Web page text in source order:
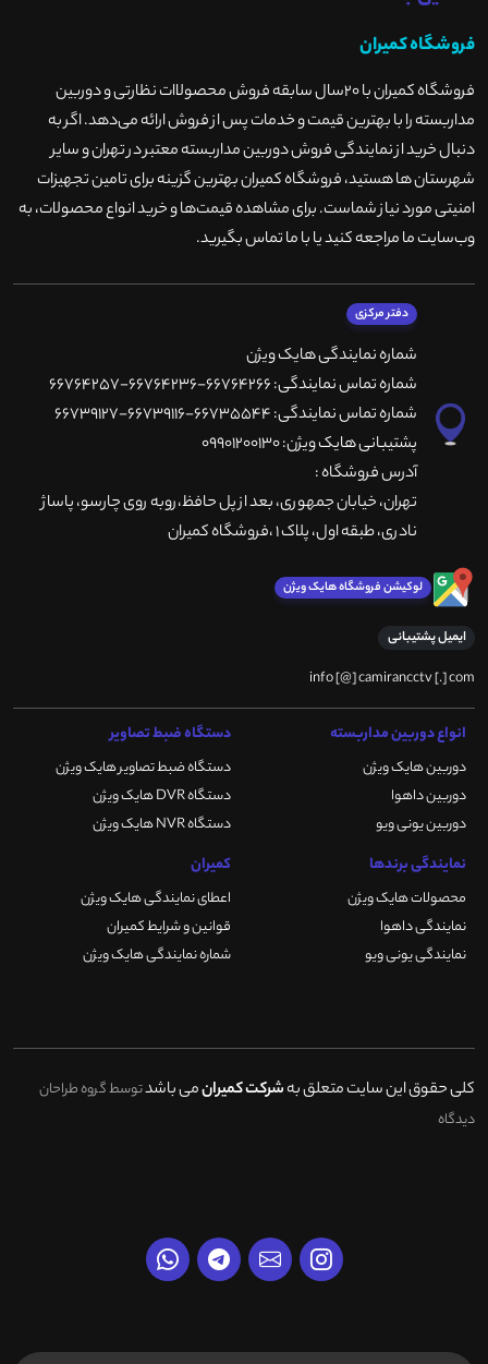
فروشگاه کمیران
فروشگاه کمیران با ۲۰سال سابقه فروش محصولاات نظارتی و دوربین
مداربسته را با بهترین قیمت و خدمات پس از فروش ارائه می‌دهد. اگر به
دنبال خرید از نمایندگی فروش دوربین مداربسته معتبر در تهران و سایر
شهرستان ها هستید، فروشگاه کمیران بهترین گزینه برای تامین تجهیزات
امنیتی مورد نیاز شماست. برای مشاهده قیمت‌ها و خرید انواع محصولات، به
وب‌سایت ما مراجعه کنید یا با ما تماس بگیرید.
دفتر مرکزی
شماره نمایندگی هایک ویژن
شماره تماس نمایندگی: 66764266-66764236-66764257
شماره تماس نمایندگی: 66735544-66739116-66739127
پشتیبانی هایک ویژن: 09901200130
آدرس فروشگاه :
تهران، خيابان جمهوری، بعد از پل حافظ،روبه روی چارسو، پاساژ
نادری، طبقه اول، پلاک 1 ،فروشگاه کمیران
لوکیشن فروشگاه هایک ویژن
ایمیل پشتیبانی
info [@] camirancctv [.] com
انواع دوربین مداربسته
دوربین هایک ویژن
دوربین داهوا
دوربین یونی ویو
دستگاه ضبط تصاویر
دستگاه ضبط تصاویر هایک ویژن
دستگاه DVR هایک ویژن
دستگاه NVR هایک ویژن
نمایندگی برندها
محصولات هایک ویژن
نمایندگی داهوا
نمایندگی یونی ویو
کمیران
اعطای نمایندگی هایک ویژن
قوانین و شرایط کمیران
شماره نمایندگی هایک ویژن
کلی حقوق این سایت متعلق بهشرکت کمیرانمی باشدتوسط گروه طراحان
دیدگاه